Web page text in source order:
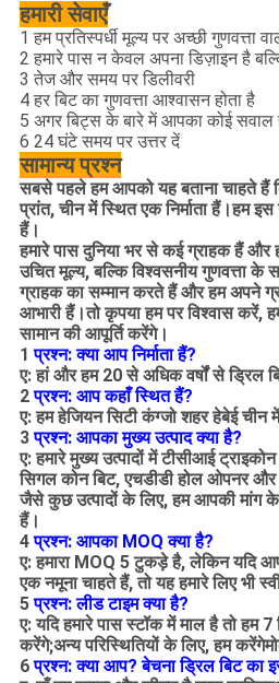
हमारी सेवाएँ
1 हम प्रतिस्पर्धी मूल्य पर अच्छी गुणवत्ता
2 हमारे पास न केवल अपना डिज़ाइन है
3 तेज और समय पर डिलीवरी
4 हर बिट का गुणवत्ता आश्वासन होता है
5 अगर बिट्स के बारे में आपका कोई सवाल
6 24 घंटे समय पर उत्तर दें
सामान्य प्रश्न
सबसे पहले हम आपको यह बताना चाहते हैं
प्रांत, चीन में स्थित एक निर्माता हैं।हम
हैं।
हमारे पास दुनिया भर से कई ग्राहक हैं
उचित मूल्य, बल्कि विश्वसनीय गुणवत्ता के
ग्राहक का सम्मान करते हैं और हम अपने
आभारी हैं।तो कृपया हम पर विश्वास करें,
सामान की आपूर्ति करेंगे।
1प्रश्न: क्या आप निर्माता हैं?
ए: हां और हम 20 से अधिक वर्षों से ड्रिल
2प्रश्न: आप कहाँ स्थित हैं?
ए: हम हेजियन सिटी कंग्जो शहर हेबेई चीन
3प्रश्न: आपका मुख्य उत्पाद क्या है?
ए: हमारे मुख्य उत्पादों में टीसीआई
सिगल कोन बिट, एचडीडी होल ओपनर
जैसे कुछ उत्पादों के लिए, हम आपकी मांग
हैं।
4प्रश्न: आपका MOQ क्या है?
ए: हमारा MOQ 5 टुकड़े है, लेकिन यदि आप
एक नमूना चाहते हैं, तो यह हमारे लिए भी
5प्रश्न: लीड टाइम क्या है?
ए: यदि हमारे पास स्टॉक में माल है तो हम 7
करेंगे;अन्य परिस्थितियों के लिए, हम करेंगे
6प्रश्न: क्या आप?बेचनाड्रिल बिट का